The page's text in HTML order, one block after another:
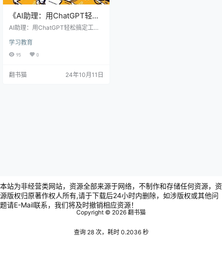
《AI助理：用ChatGPT轻松
搞定工作》丨打造你的职场
AI助理：用ChatGPT轻松搞定工作
今天，掌握AI工具的使用方法已成为
职场竞争的关键优势。《AI助理：用
领先一步而诞生的。作者深刻洞察
学习教育
95 0
翻书猫 24年10月11日
本站为非经营类网站，资源全部来源于网络，不制作和存储任何资源，资
源版权归原著作权人所有,请于下载后24小时内删除，如涉版权或其他问
题请E-Mail联系，我们将及时撤销相应资源！
Copyright © 2026 翻书猫
查询 28 次，耗时 0.2036 秒